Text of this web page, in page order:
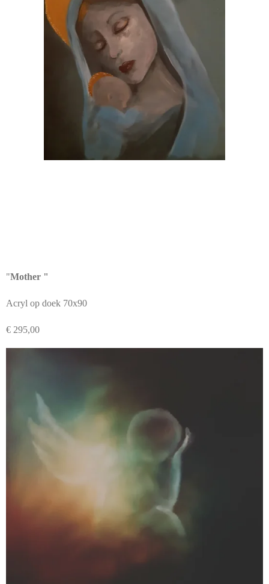
"Mother "
Acryl op doek 70x90
€ 295,00